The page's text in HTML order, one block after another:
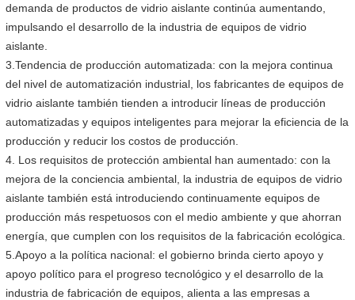
demanda de productos de vidrio aislante continúa aumentando,
impulsando el desarrollo de la industria de equipos de vidrio
aislante.
3.Tendencia de producción automatizada: con la mejora continua
del nivel de automatización industrial, los fabricantes de equipos de
vidrio aislante también tienden a introducir líneas de producción
automatizadas y equipos inteligentes para mejorar la eficiencia de la
producción y reducir los costos de producción.
4. Los requisitos de protección ambiental han aumentado: con la
mejora de la conciencia ambiental, la industria de equipos de vidrio
aislante también está introduciendo continuamente equipos de
producción más respetuosos con el medio ambiente y que ahorran
energía, que cumplen con los requisitos de la fabricación ecológica.
5.Apoyo a la política nacional: el gobierno brinda cierto apoyo y
apoyo político para el progreso tecnológico y el desarrollo de la
industria de fabricación de equipos, alienta a las empresas a